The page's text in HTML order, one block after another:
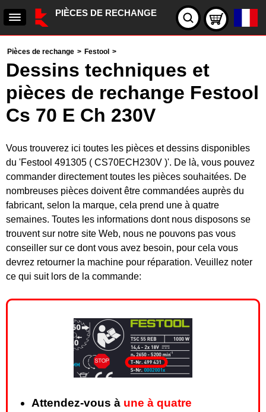
PIÈCES DE RECHANGE
Pièces de rechange > Festool >
Dessins techniques et
pièces de rechange Festool
Cs 70 E Ch 230V
Vous trouverez ici toutes les pièces et dessins disponibles
du 'Festool 491305 ( CS70ECH230V )'. De là, vous pouvez
commander directement toutes les pièces souhaitées. De
nombreuses pièces doivent être commandées auprès du
fabricant, selon la marque, cela prend une à quatre
semaines. Toutes les informations dont nous disposons se
trouvent sur notre site Web, nous ne pouvons pas vous
conseiller sur ce dont vous avez besoin, pour cela vous
devrez retourner la machine pour réparation. Veuillez noter
ce qui suit lors de la commande:
Attendez-vous à une à quatre